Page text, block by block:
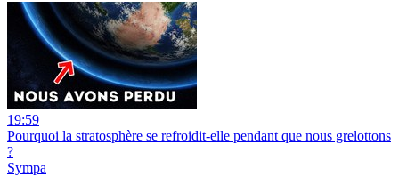
19:59
Pourquoi la stratosphère se refroidit-elle pendant que nous grelottons
?
Sympa